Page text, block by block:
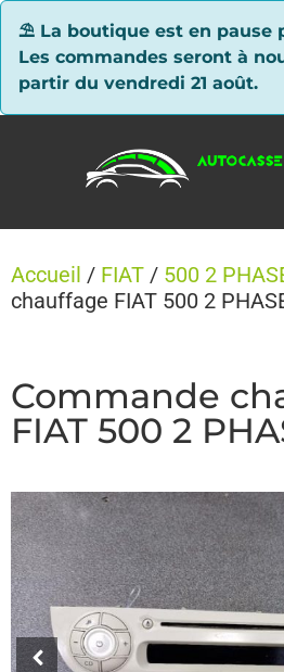
⛱ La boutique est en pause
Les commandes seront à
partir du vendredi 21 août.
Accueil / FIAT / 500 2
chauffage FIAT 500 2
Commande
FIAT 500 2
Panneau de gestion des